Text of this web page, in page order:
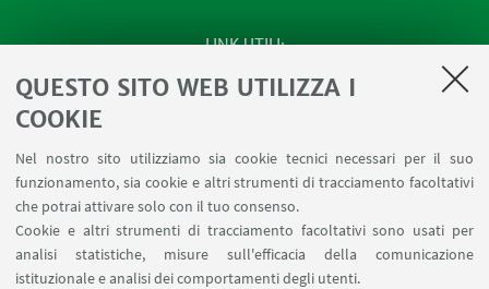
QUESTO SITO WEB UTILIZZA I
COOKIE
Nel nostro sito utilizziamo sia cookie tecnici necessari per il suo
funzionamento, sia cookie e altri strumenti di tracciamento facoltativi
che potrai attivare solo con il tuo consenso.
Cookie e altri strumenti di tracciamento facoltativi sono usati per
analisi statistiche, misure sull'efficacia della comunicazione
istituzionale e analisi dei comportamenti degli utenti.
LINK UTILI
Apps
Prenotazione Sale
Carta dei Servizi
SEGUI IL DIPARTIMENTO SU: